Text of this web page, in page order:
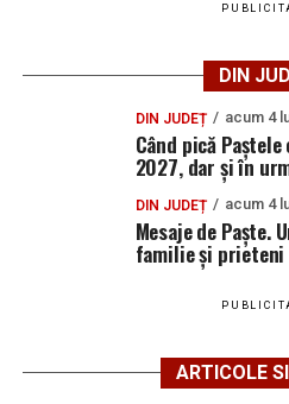
DIN
DIN JUDEȚ acum 4
Când pică
2027, dar și în
DIN JUDEȚ acum 4
Mesaje de
familie și
ARTICOLE